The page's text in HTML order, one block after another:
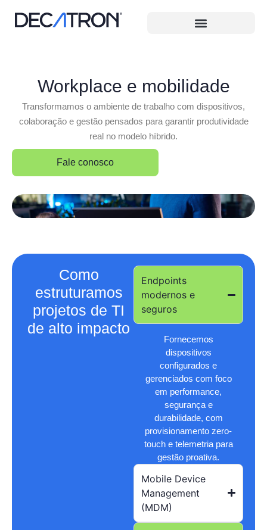
Workplace e mobilidade
Transformamos o ambiente de trabalho com dispositivos,
colaboração e gestão pensados para garantir produtividade
real no modelo híbrido.
Fale conosco
Como
estruturamos
projetos de TI
de alto impacto
Endpoints
modernos e
seguros
Fornecemos
dispositivos
configurados e
gerenciados com foco
em performance,
segurança e
durabilidade, com
provisionamento zero-
touch e telemetria para
gestão proativa.
Mobile Device
Management
(MDM)